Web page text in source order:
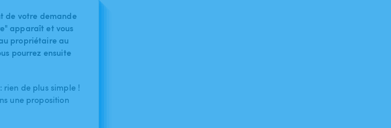
de votre demande
apparaît et vous
propriétaire au
pourrez ensuite
rien de plus simple !
une proposition